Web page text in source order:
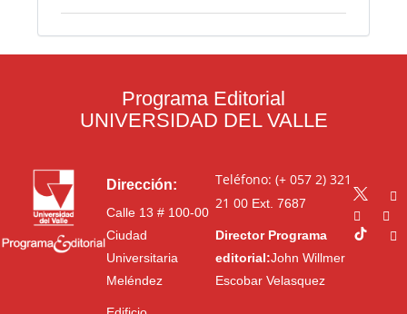
Programa Editorial
UNIVERSIDAD DEL VALLE
Dirección:
Calle 13 # 100-00
Ciudad
Universitaria
Meléndez
Teléfono: (+ 057 2) 321
21 00Ext. 7687
Director Programa
editorial:John Willmer
Escobar Velasquez